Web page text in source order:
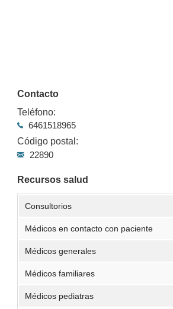
Contacto
Teléfono:
6461518965
Código postal:
22890
Recursos salud
Consultorios
Médicos en contacto con paciente
Médicos generales
Médicos familiares
Médicos pediatras